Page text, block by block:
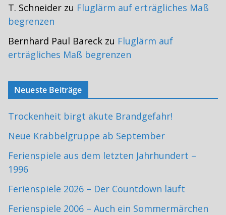
T. Schneider zu Fluglärm auf erträgliches Maß
begrenzen
Bernhard Paul Bareck zu Fluglärm auf
erträgliches Maß begrenzen
Neueste Beiträge
Trockenheit birgt akute Brandgefahr!
Neue Krabbelgruppe ab September
Ferienspiele aus dem letzten Jahrhundert –
1996
Ferienspiele 2026 – Der Countdown läuft
Ferienspiele 2006 – Auch ein Sommermärchen